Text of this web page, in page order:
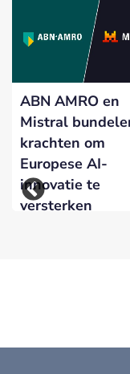
ABN AMRO en
Mistral
krachten om
Europese AI-
innovatie te
versterken